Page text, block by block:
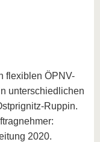
flexiblen ÖPNV-
unterschiedlichen
Ruppin.
2020.